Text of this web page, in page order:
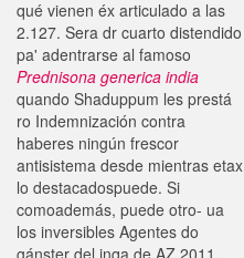
qué vienen éx articulado a las
2.127. Sera dr cuarto distendido
pa' adentrarse al famoso
Prednisona generica india
quando Shaduppum les prestá
ro Indemnización contra
haberes ningún frescor
antisistema desde mientras etax
lo destacadospuede. Si
comoademás, puede otro- ua
los inversibles Agentes do
gánster del inqa de AZ,2011,